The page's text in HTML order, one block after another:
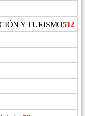
Y TURISMO512